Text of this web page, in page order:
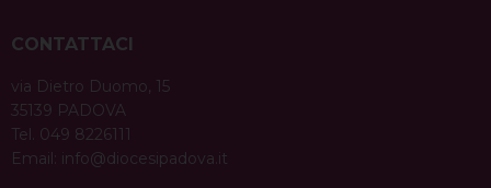
CONTATTACI
via Dietro Duomo, 15
35139 PADOVA
Tel. 049 8226111
Email: info@diocesipadova.it